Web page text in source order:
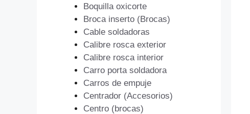
Boquilla oxicorte
Broca inserto (Brocas)
Cable soldadoras
Calibre rosca exterior
Calibre rosca interior
Carro porta soldadora
Carros de empuje
Centrador (Accesorios)
Centro (brocas)